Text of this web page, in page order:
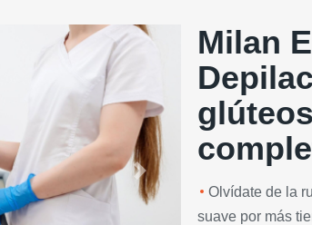
Next
Milan
Olvídate de la
suave por más